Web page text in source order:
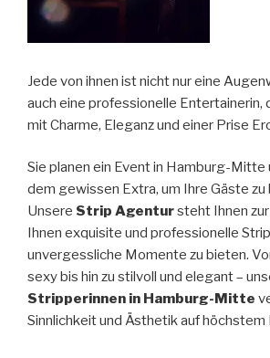
Jede von ihnen ist nicht nur eine
auch eine professionelle Entertainerin,
mit Charme, Eleganz und einer Prise
Sie planen ein Event in Hamburg-Mitte
dem gewissen Extra, um Ihre Gäste
Unsere Strip Agentursteht Ihnen
Ihnen exquisite und professionelle
unvergessliche Momente zu bieten.
sexy bis hin zu stilvoll und elegant –
Stripperinnen in Hamburg-Mitte
Sinnlichkeit und Ästhetik auf höchstem